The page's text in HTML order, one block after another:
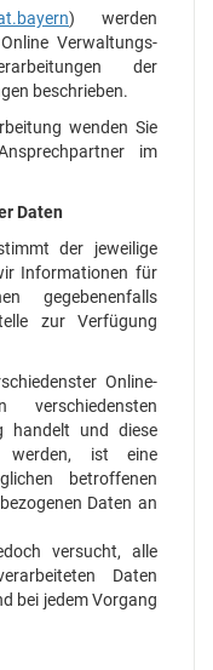
) werden
Verwaltungs-
der
beschrieben.
wenden Sie
im
Daten
der jeweilige
Informationen für
gegebenenfalls
zur Verfügung
Online-
handelt und diese
werden, ist eine
betroffenen
Daten an
versucht, alle
Daten
bei jedem Vorgang